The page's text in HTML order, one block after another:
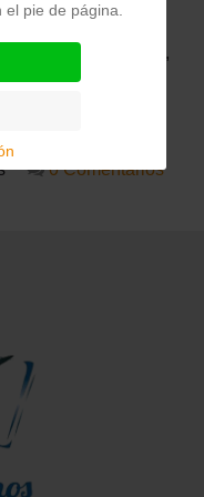
0 Comentarios
el pie de página.